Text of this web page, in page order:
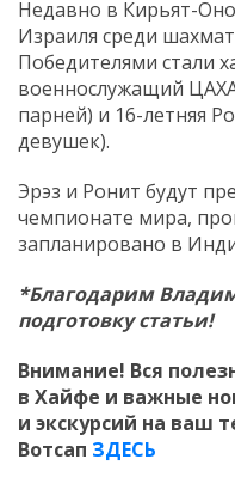
Недавно в Кирьят-
Израиля среди
Победителями стали
военнослужащий
парней) и 16-летняя
девушек).
Эрэз и Ронит будут
чемпионате мира,
запланировано в
*Благодарим
подготовку статьи!
Внимание! Вся
в Хайфе и важные
и экскурсий на ваш
Вотсап ЗДЕСЬ